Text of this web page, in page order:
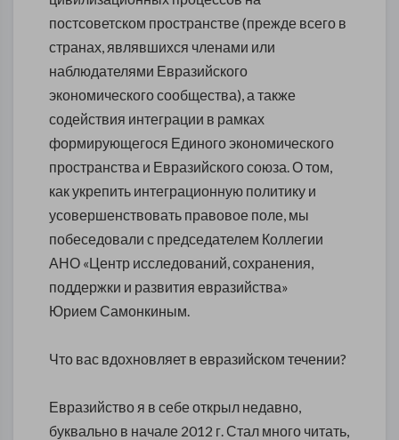
постсоветском пространстве (прежде всего в
странах, являвшихся членами или
наблюдателями Евразийского
экономического сообщества), а также
содействия интеграции в рамках
формирующегося Единого экономического
пространства и Евразийского союза. О том,
как укрепить интеграционную политику и
усовершенствовать правовое поле, мы
побеседовали с председателем Коллегии
АНО «Центр исследований, сохранения,
поддержки и развития евразийства»
Юрием Самонкиным.
Что вас вдохновляет в евразийском течении?
Евразийство я в себе открыл недавно,
буквально в начале 2012 г. Стал много читать,